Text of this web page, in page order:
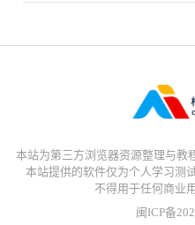
本站为第三方浏览器资源整理与教
本站提供的软件仅为个人学习测
不得用于任何商业
闽ICP备